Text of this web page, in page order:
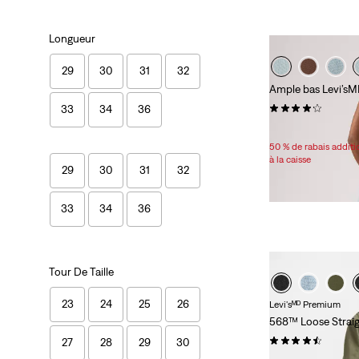
Longueur
29 30 31 32
33 34 36
29 30 31 32
33 34 36
Tour De Taille
23 24 25 26
27 28 29 30
Ample bas
Price
Range
107,98 $
50 % de rabais
à la caisse
Levi'sᴹᴰ Premium
568™ Loose
(86)